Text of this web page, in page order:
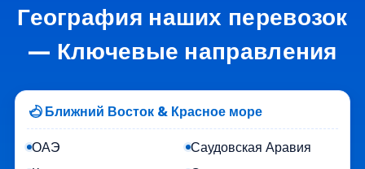
География наших перевозок
— Ключевые направления
Ближний Восток & Красное море
ОАЭ
Саудовская Аравия